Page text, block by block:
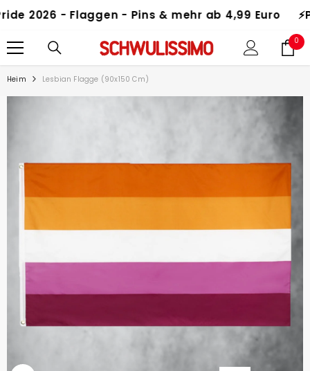
ZUM INHALT SPRINGEN
2026 - Flaggen - Pins & mehr ab 4,99 Euro
0 0
Heim Lesbian Flagge (90x150 Cm)